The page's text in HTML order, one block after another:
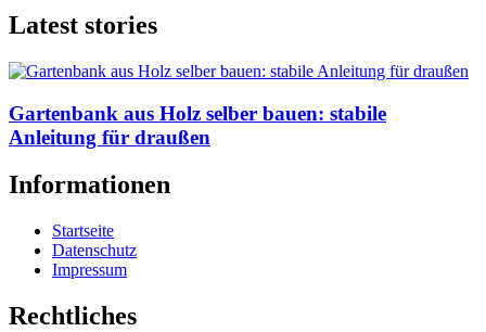
Latest stories
Gartenbank aus Holz selber bauen: stabile
Anleitung für draußen
Informationen
Startseite
Datenschutz
Impressum
Rechtliches